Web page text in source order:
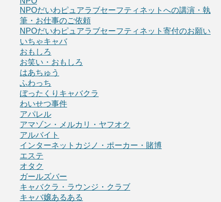
NPOだいわピュアラブセーフティネットへの講演・執
筆・お仕事のご依頼
NPOだいわピュアラブセーフティネット寄付のお願い
いちゃキャバ
おもしろ
お笑い・おもしろ
はあちゅう
ふわっち
ぼったくりキャバクラ
わいせつ事件
アパレル
アマゾン・メルカリ・ヤフオク
アルバイト
インターネットカジノ・ポーカー・賭博
エステ
オタク
ガールズバー
キャバクラ・ラウンジ・クラブ
キャバ嬢あるある